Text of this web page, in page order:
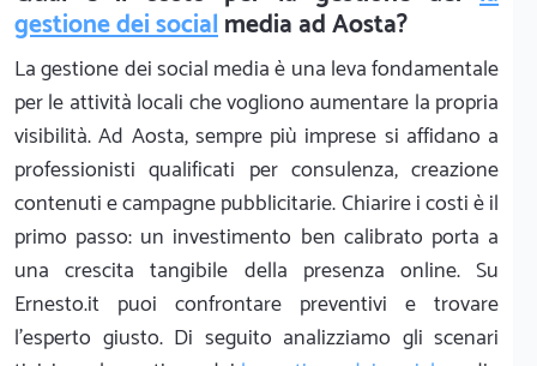
gestione dei socialmedia ad Aosta?
La gestione dei social media è una leva fondamentale
per le attività locali che vogliono aumentare la propria
visibilità. Ad Aosta, sempre più imprese si affidano a
professionisti qualificati per consulenza, creazione
contenuti e campagne pubblicitarie. Chiarire i costi è il
primo passo: un investimento ben calibrato porta a
una crescita tangibile della presenza online. Su
Ernesto.it puoi confrontare preventivi e trovare
l'esperto giusto. Di seguito analizziamo gli scenari